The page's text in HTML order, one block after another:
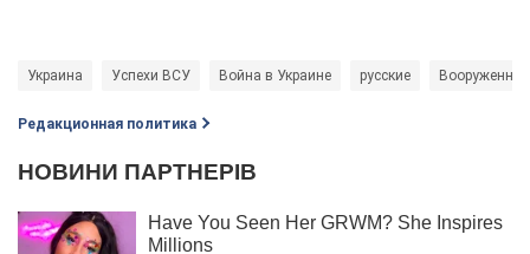
Украина Успехи ВСУ Война в Украине русские
Редакционная политика